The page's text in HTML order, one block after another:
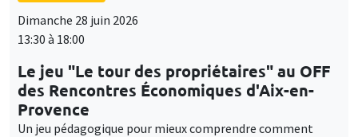
Dimanche 28 juin 2026
13:30 à 18:00
Le jeu "Le tour des propriétaires" au OFF
des Rencontres Économiques d'Aix-en-
Provence
Un jeu pédagogique pour mieux comprendre comment